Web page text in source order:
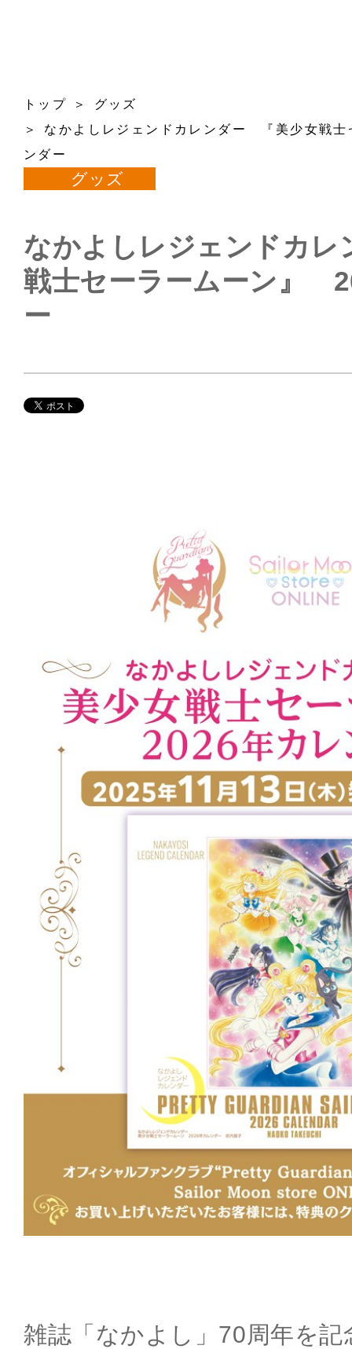
トップ
グッズ
なかよしレジェンドカレンダー 『美少女戦
ンダー
グッズ
なかよしレジェンドカ
戦士セーラームーン』
ー
雑誌「なかよし」70周年を